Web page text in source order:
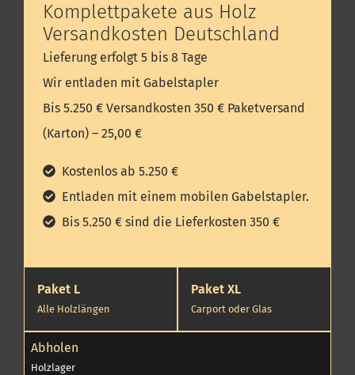
Komplettpakete aus Holz
Versandkosten Deutschland
Lieferung erfolgt 5 bis 8 Tage
Wir entladen mit Gabelstapler
Bis 5.250 € Versandkosten 350 € Paketversand
(Karton) – 25,00 €
Kostenlos ab 5.250 €
Entladen mit einem mobilen Gabelstapler.
Bis 5.250 € sind die Lieferkosten 350 €
Paket L
Alle Holzlängen
Paket XL
Carport oder Glas
Abholen
Holzlager